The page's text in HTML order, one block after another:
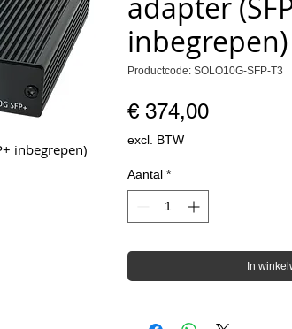
inbegrepen)
adapter
inbegrepen)
Productcode: SOLO10G-SFP-T3
€ 374,00Prijs
excl. BTW
Aantal *
In